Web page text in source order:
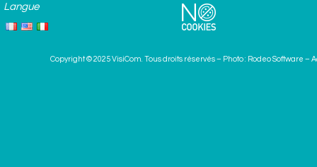
Langue
Copyright © 2025VisiCom . Tous droits réservés – Photo : Rodeo Software –